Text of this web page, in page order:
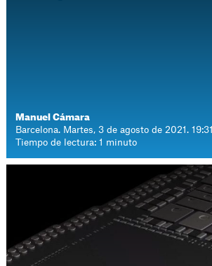
Manuel Cámara
Barcelona. Martes, 3 de agosto de 2021. 19:31
Tiempo de lectura: 1 minuto